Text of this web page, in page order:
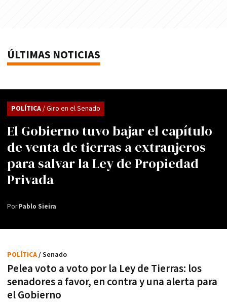
ÚLTIMAS NOTICIAS
El Gobierno tuvo bajar el capítulo
de venta de tierras a extranjeros
para salvar la Ley de Propiedad
Privada
POLÍTICA/ Giro en el Senado
PorPablo Sieira
Pelea voto a voto por la Ley de Tierras: los
senadores a favor, en contra y una alerta para
el Gobierno
POLÍTICA/ Senado